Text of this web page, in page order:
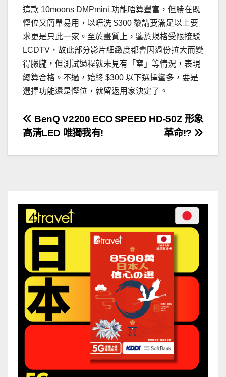
這款 10moons DMPmini 功能唔算豐富，但勝在既
慳位又簡單易用，以唔洗 $300 黎講要滿足以上要
求更是只此一家。至於畫質上，鑒於規格受限接駁
LCDTV，故此部分影片細緻度都會因過份拉大而變
得朦朧，但測試過程就未見有「窒」等情況，表現
總算合格。不過，始終 $300 以下選擇蠻多，要是
選擇功能還是慳位，就留返用家決定了。
文
章
SPEED HD-50Z 形象
革命!?
BenQ V2200 ECO
高清LED 唯獨我有!